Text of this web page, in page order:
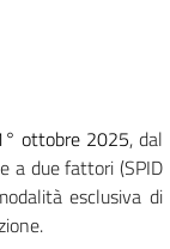
ottobre 2025, dal
a due fattori (SPID
esclusiva di